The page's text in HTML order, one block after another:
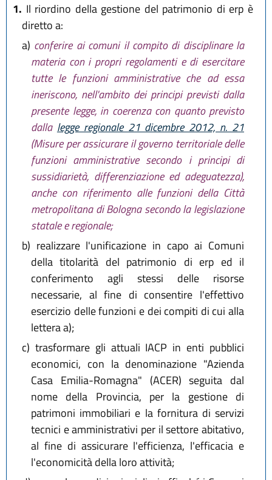
1. Il riordino della gestione del patrimonio di erp è
diretto a:
a) conferire ai comuni il compito di disciplinare la
materia con i propri regolamenti e di esercitare
tutte le funzioni amministrative che ad essa
ineriscono, nell'ambito dei principi previsti dalla
presente legge, in coerenza con quanto previsto
dalla legge regionale 21 dicembre 2012, n. 21
(Misure per assicurare il governo territoriale delle
funzioni amministrative secondo i principi di
sussidiarietà, differenziazione ed adeguatezza),
anche con riferimento alle funzioni della Città
metropolitana di Bologna secondo la legislazione
statale e regionale;
b) realizzare l'unificazione in capo ai Comuni
della titolarità del patrimonio di erp ed il
conferimento agli stessi delle risorse
necessarie, al fine di consentire l'effettivo
esercizio delle funzioni e dei compiti di cui alla
lettera a);
c) trasformare gli attuali IACP in enti pubblici
economici, con la denominazione "Azienda
Casa Emilia-Romagna" (ACER) seguita dal
nome della Provincia, per la gestione di
patrimoni immobiliari e la fornitura di servizi
tecnici e amministrativi per il settore abitativo,
al fine di assicurare l'efficienza, l'efficacia e
l'economicità della loro attività;